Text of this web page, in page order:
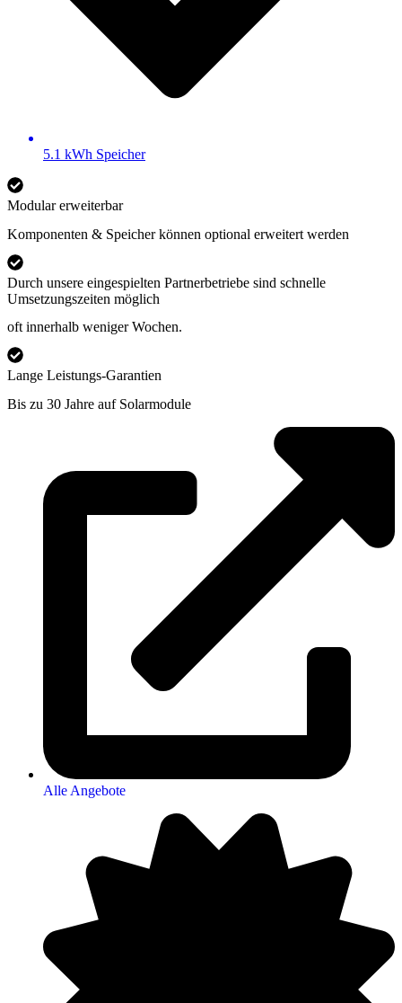
5.1 kWh Speicher
Modular erweiterbar
Komponenten & Speicher können optional erweitert werden
Durch unsere eingespielten Partnerbetriebe sind schnelle
Umsetzungszeiten möglich
oft innerhalb weniger Wochen.
Lange Leistungs-Garantien
Bis zu 30 Jahre auf Solarmodule
Alle Angebote